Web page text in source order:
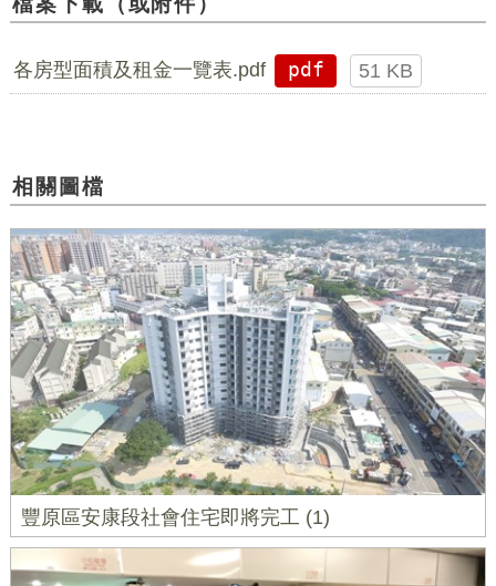
各房型面積及租金一覽表.pdf pdf 51 KB
相關圖檔
豐原區安康段社會住宅即將完工 (1)